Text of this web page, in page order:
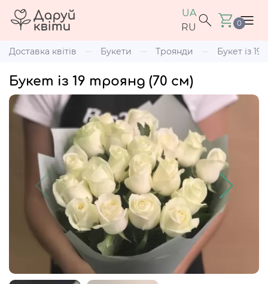
UA
RU
0
Доставка квітів Букети Троянди Букет із
Букет із 19 троянд (70 см)